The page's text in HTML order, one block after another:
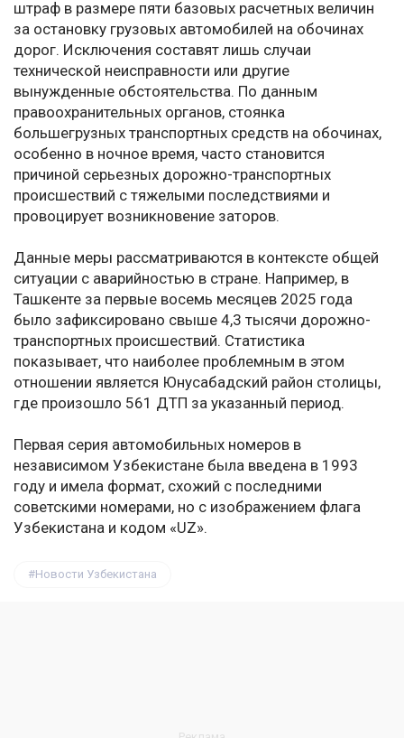
штраф в размере пяти базовых расчетных величин
за остановку грузовых автомобилей на обочинах
дорог. Исключения составят лишь случаи
технической неисправности или другие
вынужденные обстоятельства. По данным
правоохранительных органов, стоянка
большегрузных транспортных средств на обочинах,
особенно в ночное время, часто становится
причиной серьезных дорожно-транспортных
происшествий с тяжелыми последствиями и
провоцирует возникновение заторов.
Данные меры рассматриваются в контексте общей
ситуации с аварийностью в стране. Например, в
Ташкенте за первые восемь месяцев 2025 года
было зафиксировано свыше 4,3 тысячи дорожно-
транспортных происшествий. Статистика
показывает, что наиболее проблемным в этом
отношении является Юнусабадский район столицы,
где произошло 561 ДТП за указанный период.
Первая серия автомобильных номеров в
независимом Узбекистане была введена в 1993
году и имела формат, схожий с последними
советскими номерами, но с изображением флага
Узбекистана и кодом «UZ».
Новости Узбекистана